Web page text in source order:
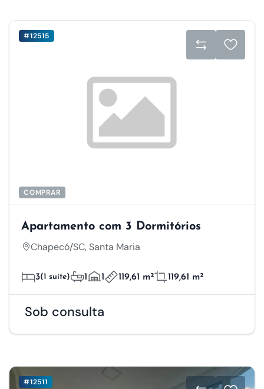
#12515
COMPRAR
Apartamento com 3 Dormitórios
Chapecó/SC, Santa Maria
3(1 suíte) 1 1 119,61 m² 119,61 m²
Sob consulta
#12511